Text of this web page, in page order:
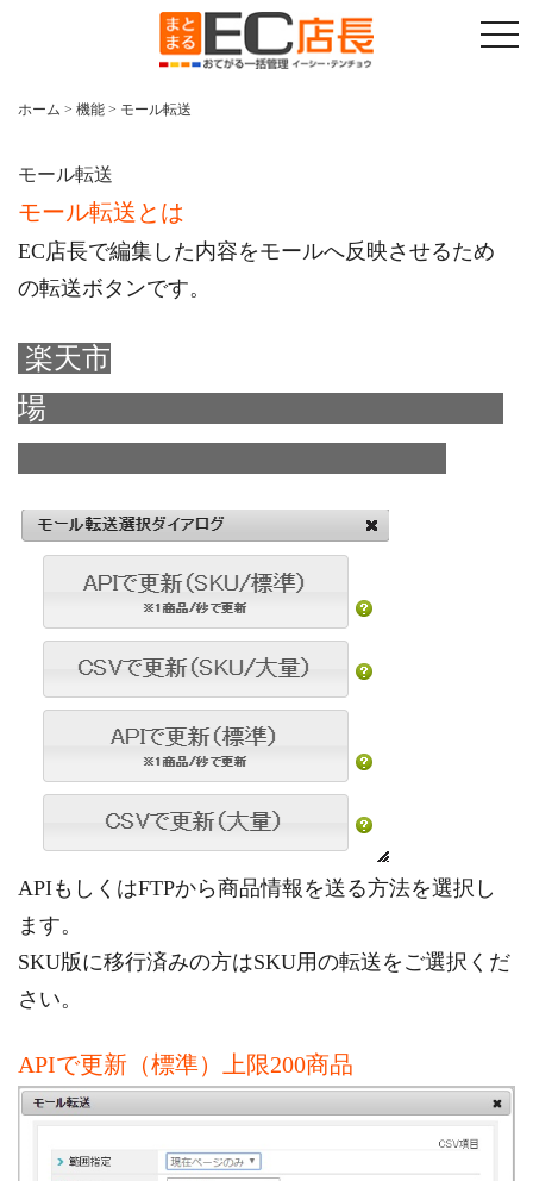
t
o
ホーム > 機能 > モール転送
モール転送
モール転送とは
EC店長で編集した内容をモールへ反映させるため
の転送ボタンです。
楽天市
場
APIもしくはFTPから商品情報を送る方法を選択し
ます。
SKU版に移行済みの方はSKU用の転送をご選択くだ
さい。
APIで更新（標準）上限200商品